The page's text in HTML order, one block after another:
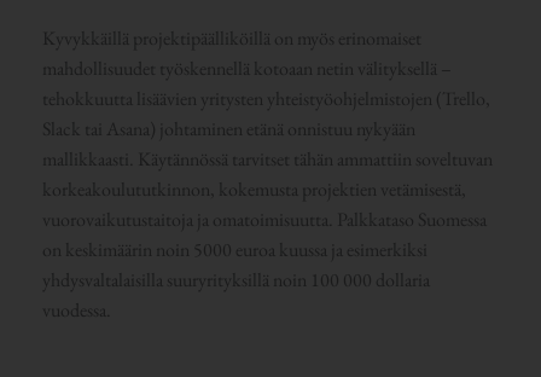
Kyvykkäillä projektipäälliköillä on myös erinomaiset
mahdollisuudet työskennellä kotoaan netin välityksellä –
tehokkuutta lisäävien yritysten yhteistyöohjelmistojen (Trello,
Slack tai Asana) johtaminen etänä onnistuu nykyään
mallikkaasti. Käytännössä tarvitset tähän ammattiin soveltuvan
korkeakoulututkinnon, kokemusta projektien vetämisestä,
vuorovaikutustaitoja ja omatoimisuutta. Palkkataso Suomessa
on keskimäärin noin 5000 euroa kuussa ja esimerkiksi
yhdysvaltalaisilla suuryrityksillä noin 100 000 dollaria
vuodessa.